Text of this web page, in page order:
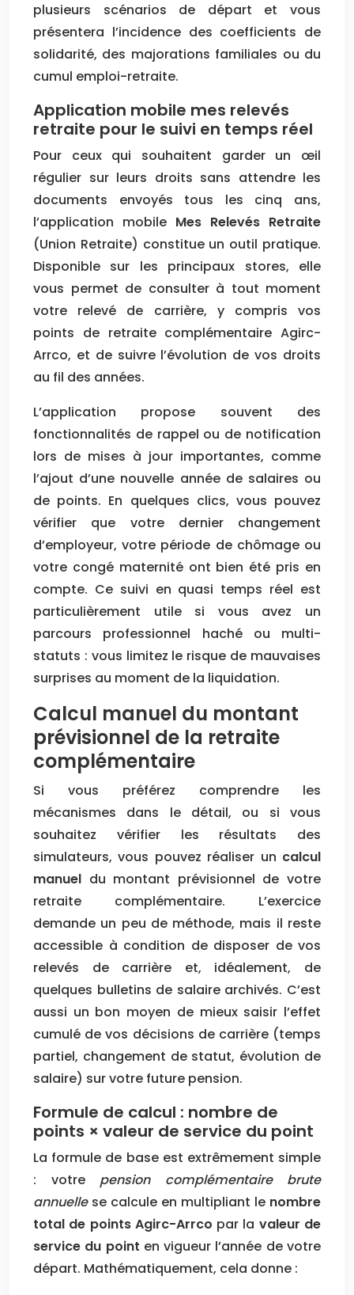
plusieurs scénarios de départ et vous
présentera l’incidence des coefficients de
solidarité, des majorations familiales ou du
cumul emploi-retraite.
Application mobile mes relevés
retraite pour le suivi en temps réel
Pour ceux qui souhaitent garder un œil
régulier sur leurs droits sans attendre les
documents envoyés tous les cinq ans,
l’application mobile Mes Relevés Retraite
(Union Retraite) constitue un outil pratique.
Disponible sur les principaux stores, elle
vous permet de consulter à tout moment
votre relevé de carrière, y compris vos
points de retraite complémentaire Agirc-
Arrco, et de suivre l’évolution de vos droits
au fil des années.
L’application propose souvent des
fonctionnalités de rappel ou de notification
lors de mises à jour importantes, comme
l’ajout d’une nouvelle année de salaires ou
de points. En quelques clics, vous pouvez
vérifier que votre dernier changement
d’employeur, votre période de chômage ou
votre congé maternité ont bien été pris en
compte. Ce suivi en quasi temps réel est
particulièrement utile si vous avez un
parcours professionnel haché ou multi-
statuts : vous limitez le risque de mauvaises
surprises au moment de la liquidation.
Calcul manuel du montant
prévisionnel de la retraite
complémentaire
Si vous préférez comprendre les
mécanismes dans le détail, ou si vous
souhaitez vérifier les résultats des
simulateurs, vous pouvez réaliser un calcul
manuel du montant prévisionnel de votre
retraite complémentaire. L’exercice
demande un peu de méthode, mais il reste
accessible à condition de disposer de vos
relevés de carrière et, idéalement, de
quelques bulletins de salaire archivés. C’est
aussi un bon moyen de mieux saisir l’effet
cumulé de vos décisions de carrière (temps
partiel, changement de statut, évolution de
salaire) sur votre future pension.
Formule de calcul : nombre de
points × valeur de service du point
La formule de base est extrêmement simple
: votre pension complémentaire brute
annuellese calcule en multipliant le nombre
total de points Agirc-Arrco par la valeur de
service du point en vigueur l’année de votre
départ. Mathématiquement, cela donne :